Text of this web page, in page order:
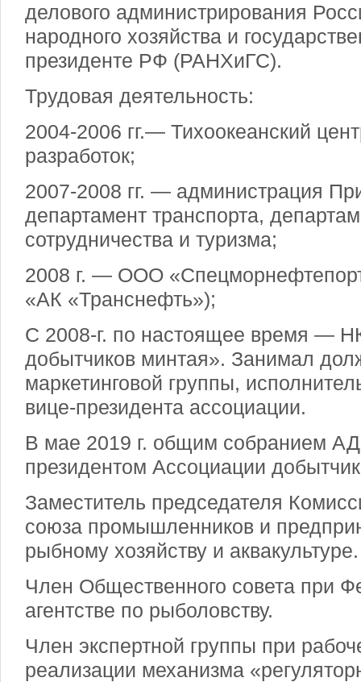
делового администрирования
народного хозяйства и
президенте РФ (РАНХиГС).
Трудовая деятельность:
2004-2006 гг.— Тихоокеанский
разработок;
2007-2008 гг. — администрация
департамент транспорта,
сотрудничества и туризма;
2008 г. — ООО
«АК «Транснефть»);
С 2008-г. по настоящее время —
добытчиков минтая». Занимал
маркетинговой группы,
вице-президента ассоциации.
В мае 2019 г. общим собранием
президентом Ассоциации
Заместитель председателя
союза промышленников и
рыбному хозяйству и аквакультуре.
Член Общественного совета при
агентстве по рыболовству.
Член экспертной группы при
реализации механизма